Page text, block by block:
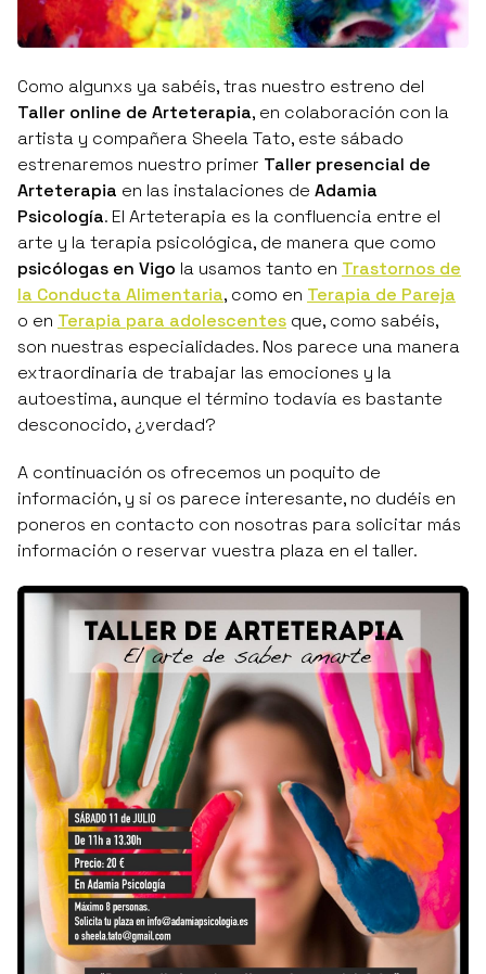
Como algunxs ya sabéis, tras nuestro estreno del
Taller online de Arteterapia, en colaboración con la
artista y compañera Sheela Tato, este sábado
estrenaremos nuestro primer Taller presencial de
Arteterapia en las instalaciones de Adamia
Psicología. El Arteterapia es la confluencia entre el
arte y la terapia psicológica, de manera que como
psicólogas en Vigo la usamos tanto en Trastornos de
la Conducta Alimentaria, como en Terapia de Pareja
o en Terapia para adolescentes que, como sabéis,
son nuestras especialidades. Nos parece una manera
extraordinaria de trabajar las emociones y la
autoestima, aunque el término todavía es bastante
desconocido, ¿verdad?
A continuación os ofrecemos un poquito de
información, y si os parece interesante, no dudéis en
poneros en contacto con nosotras para solicitar más
información o reservar vuestra plaza en el taller.